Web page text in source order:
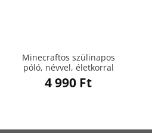
Minecraftos szülinapos
póló, névvel, életkorral
4 990 Ft